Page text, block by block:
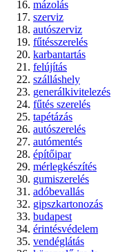
mázolás
szerviz
autószerviz
fűtésszerelés
karbantartás
felújítás
szálláshely
generálkivitelezés
fűtés szerelés
tapétázás
autószerelés
autómentés
építőipar
mérlegkészítés
gumiszerelés
adóbevallás
gipszkartonozás
budapest
érintésvédelem
vendéglátás